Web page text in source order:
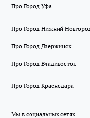
Про Город Уфа
Про Город Нижний
Про Город Дзержинск
Про Город Владивосток
Про Город Краснодара
Мы в социальных сетях